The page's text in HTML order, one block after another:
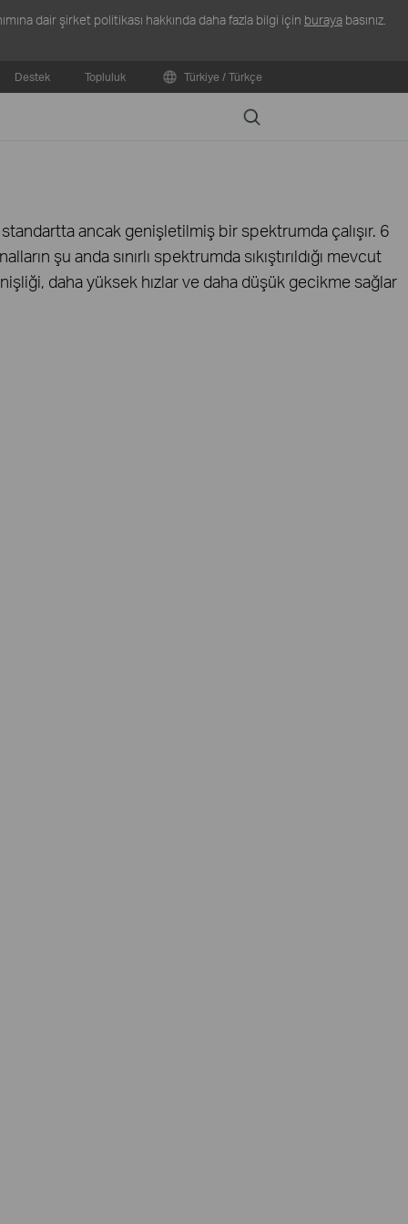
dair şirket politikası hakkında daha fazla bilgi için buraya basınız.
Destek Topluluk Türkiye / Türkçe
Search
ancak genişletilmiş bir spektrumda çalışır. 6
şu anda sınırlı spektrumda sıkıştırıldığı mevcut
daha yüksek hızlar ve daha düşük gecikme sağlar